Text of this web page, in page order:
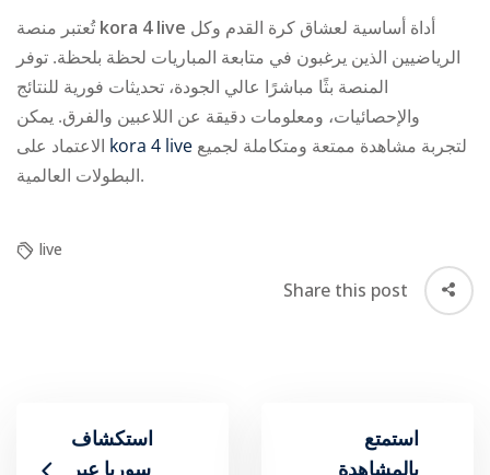
تُعتبر منصةkora 4 live
الرياضيين الذين يرغبون في متابعة المباريات لحظة بلحظة. توفر
المنصة بثًا مباشرًا عالي الجودة، تحديثات فورية للنتائج
والإحصائيات، ومعلومات دقيقة عن اللاعبين والفرق. يمكن
kora 4 live
البطولات العالمية.
live
Share this post
استكشاف
استمتع